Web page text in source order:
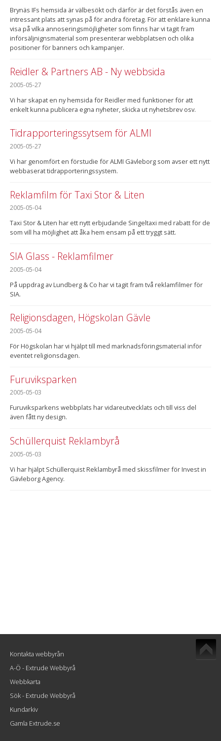
Brynäs IFs hemsida är välbesökt och därför är det förstås även en
intressant plats att synas på för andra företag. För att enklare kunna
visa på vilka annoseringsmöjligheter som finns har vi tagit fram
införsäljnignsmaterial som presenterar webbplatsen och olika
positioner för banners och kampanjer.
Reidler & Partners AB - Ny webbsida
2005-05-27
Vi har skapat en ny hemsida för Reidler med funktioner för att
enkelt kunna publicera egna nyheter, skicka ut nyhetsbrev osv.
Tidrapporteringssytsem för ALMI
2005-05-27
Vi har genomfört en förstudie för ALMI Gävleborg som avser ett nytt
webbaserat tidrapporteringssystem.
Reklamfilm för Taxi Stor & Liten
2005-05-04
Taxi Stor & Liten har ett nytt erbjudande Singeltaxi med rabatt för de
som vill ha möjlighet att åka hem ensam på ett tryggt sätt.
SIA Glass - Reklamfilmer
2005-05-04
På uppdrag av Lundberg & Co har vi tagit fram två reklamfilmer för
SIA.
Religionsdagen, Högskolan Gävle
2005-05-04
För Högskolan har vi hjälpt till med marknadsföringsmaterial inför
eventet religionsdagen.
Furuviksparken
2005-05-03
Furuviksparkens webbplats har vidareutvecklats och till viss del
även fått ny design.
Schüllerquist Reklambyrå
2005-05-03
Vi har hjälpt Schüllerquist Reklambyrå med skissfilmer för Invest in
Gävleborg Agency.
Kontakta webbyrån
A-Ö - Extrude Webbyrå
Webbkarta
Sök - Extrude Webbyrå
Kundarkiv
Gamla Extrude.se